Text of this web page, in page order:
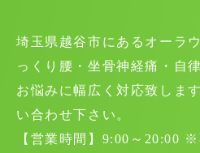
埼玉県越谷市にあるオーラ
っくり腰・坐骨神経痛・自
お悩みに幅広く対応致しま
い合わせ下さい。
【営業時間】9:00～20:00